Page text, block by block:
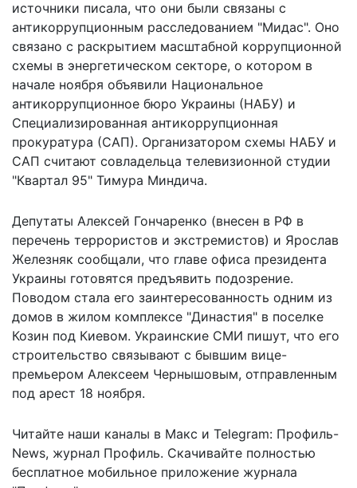
источники писала, что они были связаны с
антикоррупционным расследованием "Мидас". Оно
связано с раскрытием масштабной коррупционной
схемы в энергетическом секторе, о котором в
начале ноября объявили Национальное
антикоррупционное бюро Украины (НАБУ) и
Специализированная антикоррупционная
прокуратура (САП). Организатором схемы НАБУ и
САП считают совладельца телевизионной студии
"Квартал 95" Тимура Миндича.
Депутаты Алексей Гончаренко (внесен в РФ в
перечень террористов и экстремистов) и Ярослав
Железняк сообщали, что главе офиса президента
Украины готовятся предъявить подозрение.
Поводом стала его заинтересованность одним из
домов в жилом комплексе "Династия" в поселке
Козин под Киевом. Украинские СМИ пишут, что его
строительство связывают с бывшим вице-
премьером Алексеем Чернышовым, отправленным
под арест 18 ноября.
Читайте наши каналы в Макс и Telegram: Профиль-
News, журнал Профиль. Скачивайте полностью
бесплатное мобильное приложение журнала